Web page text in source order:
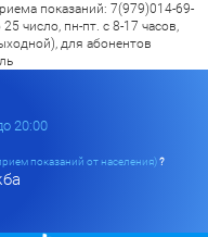
показаний: 7(979)014-69-
число, пн-пт. с 8-17 часов,
для абонентов
20:00
показаний от населения)?